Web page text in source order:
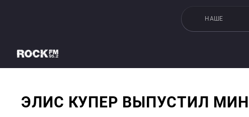
НАШЕ
ЭЛИС КУПЕР ВЫПУСТИЛ